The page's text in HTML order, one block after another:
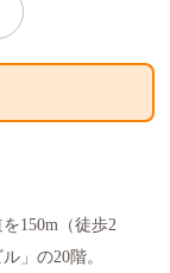
150m（徒歩2
」の20階。